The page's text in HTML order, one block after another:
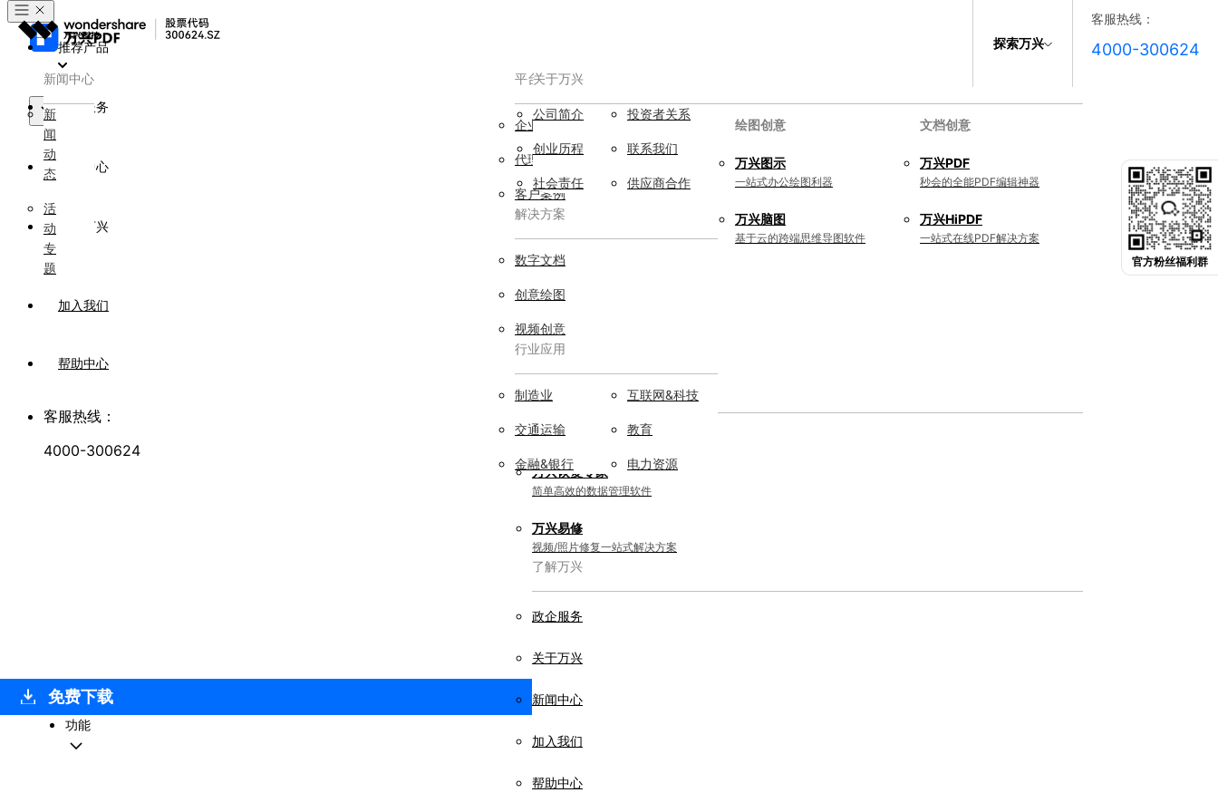
探索万兴
客服热线：
4000-300624
推荐产品
AIGC数字创意
视频创意
万兴剧厂
AI驱动的一站式精品影视内容创作平
台
万兴喵影
AI赋能，你也是剪辑大师
万兴天幕
Wondershare SelfyzAI
绘图创意
万兴图示
一站式办公绘图利器
万兴脑图
基于云的跨端思维导图软件
文档创意
万兴PDF
秒会的全能PDF编辑神器
万兴HiPDF
一站式在线PDF解决方案
实用工具
实用工具
万兴恢复专家
简单高效的数据管理软件
万兴易修
视频/照片修复一站式解决方案
了解万兴
政企服务
关于万兴
新闻中心
加入我们
帮助中心
政企服务
平台服务
企业用户
代理商
客户案例
解决方案
数字文档
创意绘图
视频创意
行业应用
制造业
交通运输
金融&银行
互联网&科技
教育
电力资源
新闻中心
新闻中心
新
闻
动
态
活
动
专
题
关于万兴
关于万兴
公司简介
创业历程
社会责任
投资者关系
联系我们
供应商合作
加入我们
帮助中心
客服热线：
4000-300624
免费下载
功能
官方粉丝福利群